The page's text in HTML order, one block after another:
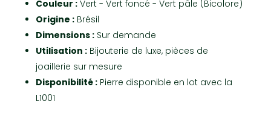
Couleur :Vert - Vert foncé - Vert pâle (Bicolore)
Origine :Brésil
Dimensions :Sur demande
Utilisation :Bijouterie de luxe, pièces de
joaillerie sur mesure
Disponibilité :Pierre disponible en lot avec la
L1001